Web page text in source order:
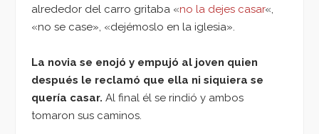
alrededor del carro gritaba «no la dejes casar«,
«no se case», «dejémoslo en la iglesia».
La novia se enojó y empujó al joven quien
después le reclamó que ella ni siquiera se
quería casar. Al final él se rindió y ambos
tomaron sus caminos.